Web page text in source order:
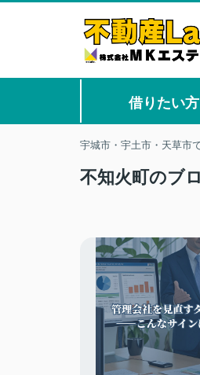
借りたい方
宇城市・宇土市・天草市
不知火町のブ